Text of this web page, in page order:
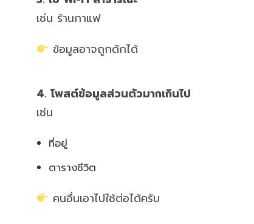
เช่น ร้านกาแฟ
ข้อมูลอาจถูกดักได้
4. โพสต์ข้อมูลส่วนตัวมากเกินไป
เช่น
ที่อยู่
ตารางชีวิต
คนอื่นเอาไปใช้ต่อได้ครับ